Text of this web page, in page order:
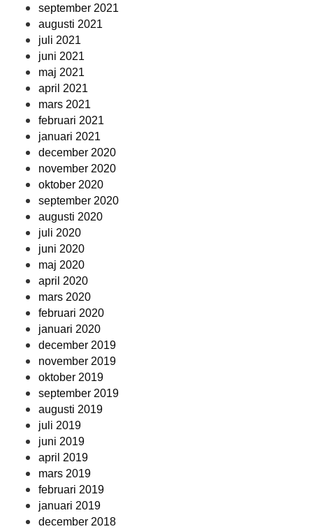
september 2021
augusti 2021
juli 2021
juni 2021
maj 2021
april 2021
mars 2021
februari 2021
januari 2021
december 2020
november 2020
oktober 2020
september 2020
augusti 2020
juli 2020
juni 2020
maj 2020
april 2020
mars 2020
februari 2020
januari 2020
december 2019
november 2019
oktober 2019
september 2019
augusti 2019
juli 2019
juni 2019
april 2019
mars 2019
februari 2019
januari 2019
december 2018